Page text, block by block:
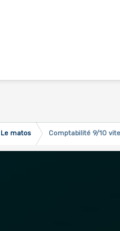
Le matos Comptabilité 9/10